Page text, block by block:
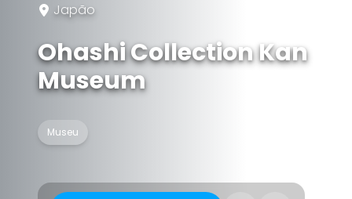
Japão
Ohashi Collection Kan
Museum
Museu